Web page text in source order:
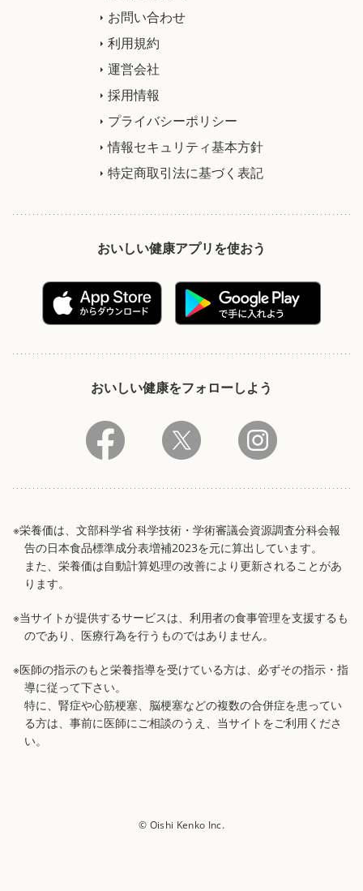
お問い合わせ
利用規約
運営会社
採用情報
プライバシーポリシー
情報セキュリティ基本方針
特定商取引法に基づく表記
おいしい健康アプリを使おう
おいしい健康をフォローしよう
※栄養価は、文部科学省 科学技術・学術審議会資源調査分科会報
告の日本食品標準成分表増補2023を元に算出しています。
また、栄養価は自動計算処理の改善により更新されることがあ
ります。
※当サイトが提供するサービスは、利用者の食事管理を支援するも
のであり、医療行為を行うものではありません。
※医師の指示のもと栄養指導を受けている方は、必ずその指示・指
導に従って下さい。
特に、腎症や心筋梗塞、脳梗塞などの複数の合併症を患ってい
る方は、事前に医師にご相談のうえ、当サイトをご利用くださ
い。
© Oishi Kenko Inc.